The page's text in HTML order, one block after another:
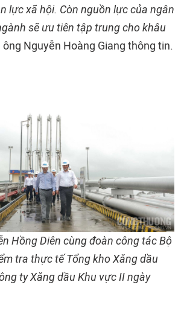
lực xã hội. Còn nguồn lực của ngân
sẽ ưu tiên tập trung cho khâu
ông Nguyễn Hoàng Giang thông tin.
Hồng Diên cùng đoàn công tác Bộ
tra thực tế Tổng kho Xăng dầu
ty Xăng dầu Khu vực II ngày